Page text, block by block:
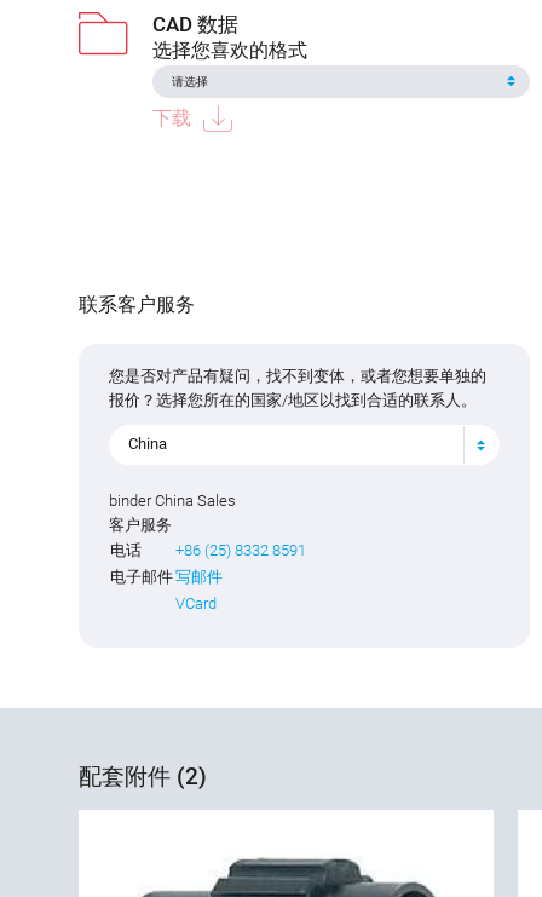
CAD 数据
选择您喜欢的格式
下载
联系客户服务
您是否对产品有疑问，找不到变体，或者您想要单独的
报价？选择您所在的国家/地区以找到合适的联系人。
China
binder China Sales
客户服务
电话
+86 (25) 8332 8591
电子邮件写邮件
VCard
配套附件 (2)